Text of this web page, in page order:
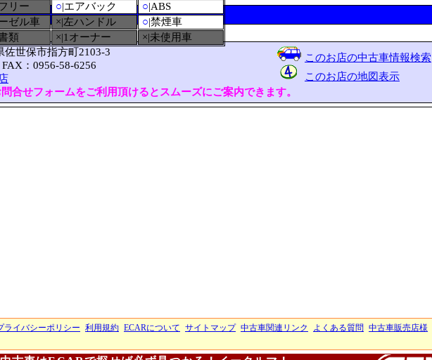
リー
○|エアバック ○|ABS
ゼル車
×|左ハンドル ○|禁煙車
類
×|1オーナー ×|未使用車
佐世保市指方町2103-3
：0956-58-6256
このお店の中古車情報検索
このお店の地図表示
合せフォームをご利用頂けるとスムーズにご案内できます。
ライバシーポリシー 利用規約 ECARについて サイトマップ 中古車関連リンク よくある質問 中古車販売店様